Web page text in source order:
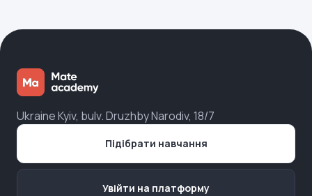
Ukraine Kyiv, bulv. Druzhby Narodiv, 18/7
Підібрати навчання
Увійти на платформу